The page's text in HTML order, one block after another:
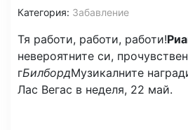
Категория: Забавление
Тя работи, работи, работи!
невероятните си,
гБилбордМузикалните
Лас Вегас в неделя, 22 май.